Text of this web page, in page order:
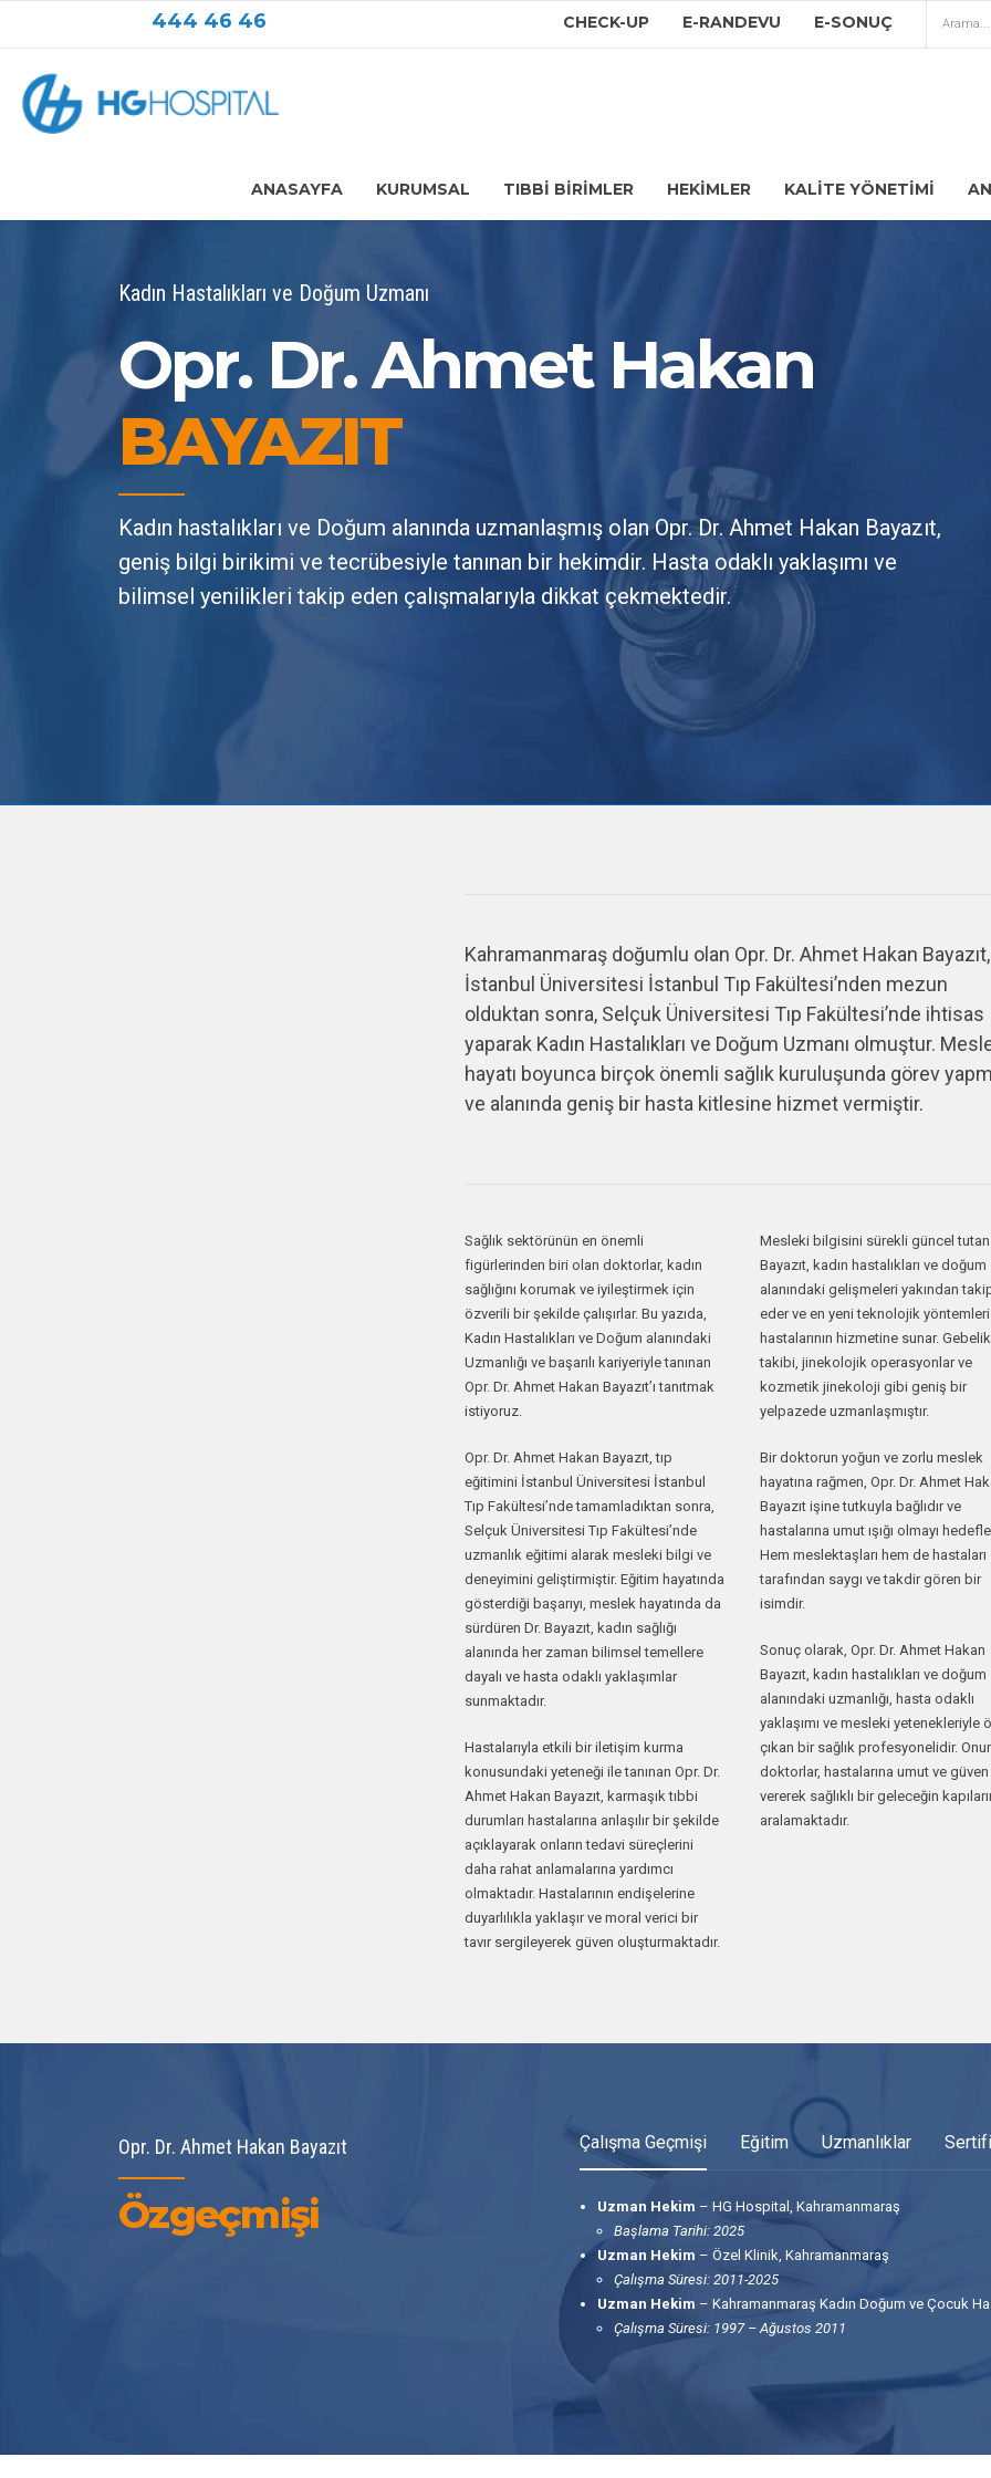
444 46 46 CHECK-UP E-RANDEVU E-SONUÇ
ANASAYFA KURUMSAL TIBBI BIRIMLER HEKIMLER KALITE YÖNETIMI
Kadın Hastalıkları ve Doğum Uzmanı
Opr. Dr. Ahmet Hakan
BAYAZIT
Kadın hastalıkları ve Doğum alanında uzmanlaşmış olan Opr. Dr. Ahmet Hakan Bayazıt,
geniş bilgi birikimi ve tecrübesiyle tanınan bir hekimdir. Hasta odaklı yaklaşımı ve
bilimsel yenilikleri takip eden çalışmalarıyla dikkat çekmektedir.
Kahramanmaraş doğumlu olan Opr. Dr. Ahmet Hakan Bayazıt,
İstanbul Üniversitesi İstanbul Tıp Fakültesi’nden mezun
olduktan sonra, Selçuk Üniversitesi Tıp Fakültesi’nde ihtisas
yaparak Kadın Hastalıkları ve Doğum Uzmanı olmuştur.
hayatı boyunca birçok önemli sağlık kuruluşunda görev
ve alanında geniş bir hasta kitlesine hizmet vermiştir.
Sağlık sektörünün en önemli
figürlerinden biri olan doktorlar, kadın
sağlığını korumak ve iyileştirmek için
özverili bir şekilde çalışırlar. Bu yazıda,
Kadın Hastalıkları ve Doğum alanındaki
Uzmanlığı ve başarılı kariyeriyle tanınan
Opr. Dr. Ahmet Hakan Bayazıt’ı tanıtmak
istiyoruz.
Opr. Dr. Ahmet Hakan Bayazıt, tıp
eğitimini İstanbul Üniversitesi İstanbul
Tıp Fakültesi’nde tamamladıktan sonra,
Selçuk Üniversitesi Tıp Fakültesi’nde
uzmanlık eğitimi alarak mesleki bilgi ve
deneyimini geliştirmiştir. Eğitim hayatında
gösterdiği başarıyı, meslek hayatında da
sürdüren Dr. Bayazıt, kadın sağlığı
alanında her zaman bilimsel temellere
dayalı ve hasta odaklı yaklaşımlar
sunmaktadır.
Hastalarıyla etkili bir iletişim kurma
konusundaki yeteneği ile tanınan Opr. Dr.
Ahmet Hakan Bayazıt, karmaşık tıbbi
durumları hastalarına anlaşılır bir şekilde
açıklayarak onların tedavi süreçlerini
daha rahat anlamalarına yardımcı
olmaktadır. Hastalarının endişelerine
duyarlılıkla yaklaşır ve moral verici bir
tavır sergileyerek güven oluşturmaktadır.
Mesleki bilgisini sürekli güncel tutan
Bayazıt, kadın hastalıkları ve doğum
alanındaki gelişmeleri yakından
eder ve en yeni teknolojik yöntemleri
hastalarının hizmetine sunar. Gebelik
takibi, jinekolojik operasyonlar ve
kozmetik jinekoloji gibi geniş bir
yelpazede uzmanlaşmıştır.
Bir doktorun yoğun ve zorlu meslek
hayatına rağmen, Opr. Dr. Ahmet
Bayazıt işine tutkuyla bağlıdır ve
hastalarına umut ışığı olmayı
Hem meslektaşları hem de hastaları
tarafından saygı ve takdir gören bir
isimdir.
Sonuç olarak, Opr. Dr. Ahmet Hakan
Bayazıt, kadın hastalıkları ve doğum
alanındaki uzmanlığı, hasta odaklı
yaklaşımı ve mesleki yetenekleriyle
çıkan bir sağlık profesyonelidir.
doktorlar, hastalarına umut ve güven
vererek sağlıklı bir geleceğin
aralamaktadır.
Opr. Dr. Ahmet Hakan Bayazıt
Özgeçmişi
Çalışma Geçmişi Eğitim Uzmanlıklar
Uzman Hekim – HG Hospital, Kahramanmaraş
Başlama Tarihi: 2025
Uzman Hekim – Özel Klinik, Kahramanmaraş
Çalışma Süresi: 2011-2025
Uzman Hekim – Kahramanmaraş Kadın Doğum ve Çocuk
Çalışma Süresi: 1997 – Ağustos 2011
1